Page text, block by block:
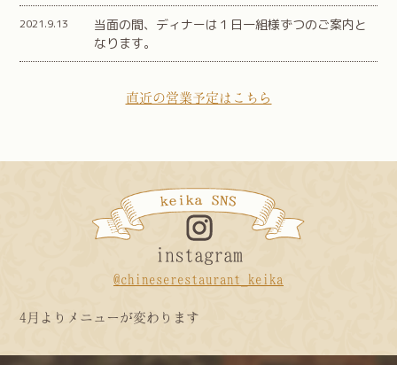
2021.9.13
当面の間、ディナーは１日一組様ずつのご案内と
なります。
直近の営業予定はこちら
instagram
@chineserestaurant_keika
4月よりメニューが変わります